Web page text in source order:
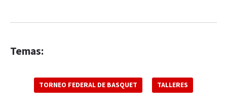
Temas:
TORNEO FEDERAL DE BASQUET TALLERES